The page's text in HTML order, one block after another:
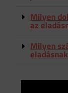
Milyen
az
Milyen